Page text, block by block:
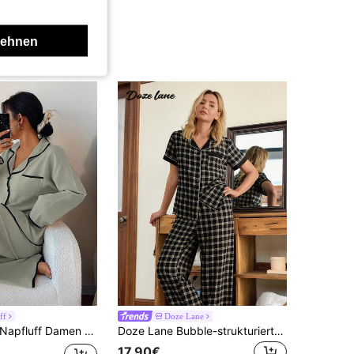
Napfluff Damen Pyjama Set mit Kontrastbesatz am Kragen, weite Langarmbluse
Doze Lane
Doze Lane Bubble-strukturierte karierte Farbblock Kurzarm & Hose Damen Pyjama Set